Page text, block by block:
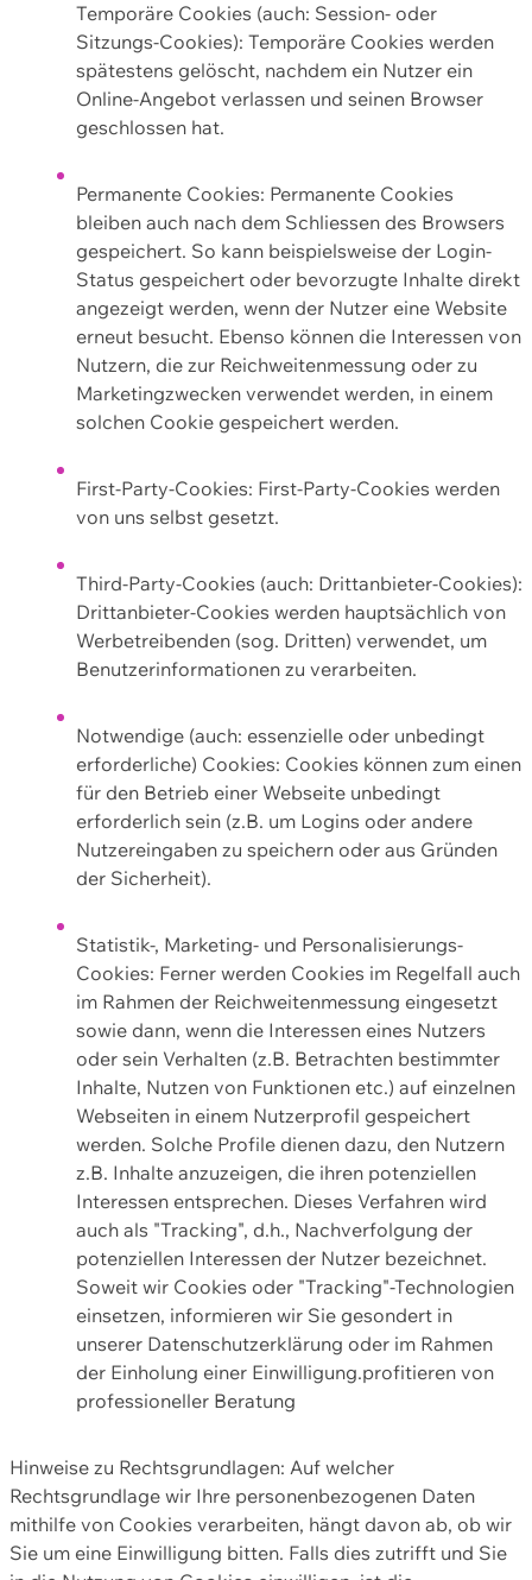
Temporäre Cookies (auch: Session- oder
Sitzungs-Cookies): Temporäre Cookies werden
spätestens gelöscht, nachdem ein Nutzer ein
Online-Angebot verlassen und seinen Browser
geschlossen hat.
Permanente Cookies: Permanente Cookies
bleiben auch nach dem Schliessen des Browsers
gespeichert. So kann beispielsweise der Login-
Status gespeichert oder bevorzugte Inhalte direkt
angezeigt werden, wenn der Nutzer eine Website
erneut besucht. Ebenso können die Interessen von
Nutzern, die zur Reichweitenmessung oder zu
Marketingzwecken verwendet werden, in einem
solchen Cookie gespeichert werden.
First-Party-Cookies: First-Party-Cookies werden
von uns selbst gesetzt.
Third-Party-Cookies (auch: Drittanbieter-Cookies):
Drittanbieter-Cookies werden hauptsächlich von
Werbetreibenden (sog. Dritten) verwendet, um
Benutzerinformationen zu verarbeiten.
Notwendige (auch: essenzielle oder unbedingt
erforderliche) Cookies: Cookies können zum einen
für den Betrieb einer Webseite unbedingt
erforderlich sein (z.B. um Logins oder andere
Nutzereingaben zu speichern oder aus Gründen
der Sicherheit).
Statistik-, Marketing- und Personalisierungs-
Cookies: Ferner werden Cookies im Regelfall auch
im Rahmen der Reichweitenmessung eingesetzt
sowie dann, wenn die Interessen eines Nutzers
oder sein Verhalten (z.B. Betrachten bestimmter
Inhalte, Nutzen von Funktionen etc.) auf einzelnen
Webseiten in einem Nutzerprofil gespeichert
werden. Solche Profile dienen dazu, den Nutzern
z.B. Inhalte anzuzeigen, die ihren potenziellen
Interessen entsprechen. Dieses Verfahren wird
auch als "Tracking", d.h., Nachverfolgung der
potenziellen Interessen der Nutzer bezeichnet.
Soweit wir Cookies oder "Tracking"-Technologien
einsetzen, informieren wir Sie gesondert in
unserer Datenschutzerklärung oder im Rahmen
der Einholung einer Einwilligung.profitieren von
professioneller Beratung
Hinweise zu Rechtsgrundlagen: Auf welcher
Rechtsgrundlage wir Ihre personenbezogenen Daten
mithilfe von Cookies verarbeiten, hängt davon ab, ob wir
Sie um eine Einwilligung bitten. Falls dies zutrifft und Sie